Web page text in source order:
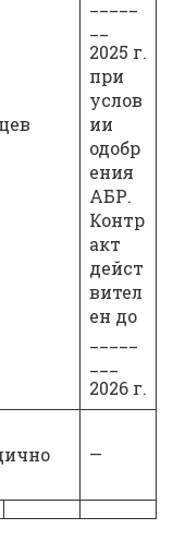
2025 г.
при
услов
ии
одобр
ения
АБР.
Контр
акт
дейст
вител
ен до
2026 г.
—